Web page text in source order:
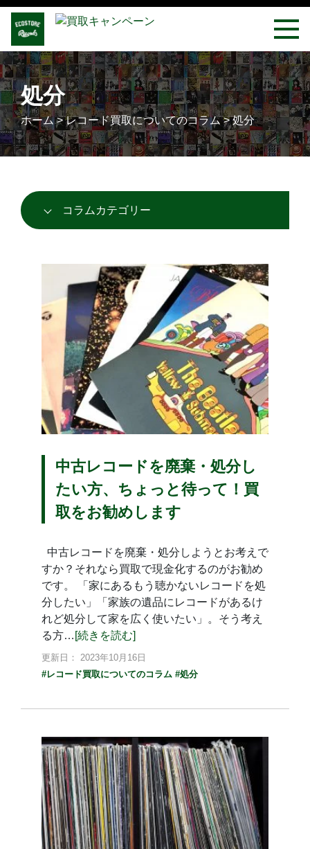
処分
ホーム>レコード買取についてのコラム>処分
コラムカテゴリー
中古レコードを廃棄・処分し
たい方、ちょっと待って！買
取をお勧めします
中古レコードを廃棄・処分しようとお考えで
すか？それなら買取で現金化するのがお勧め
です。 「家にあるもう聴かないレコードを処
分したい」「家族の遺品にレコードがあるけ
れど処分して家を広く使いたい」。そう考え
る方… [続きを読む]
更新日： 2023年10月16日
#レコード買取についてのコラム #処分